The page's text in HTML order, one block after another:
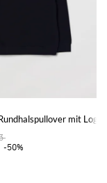
FF-mit Logo
-50%